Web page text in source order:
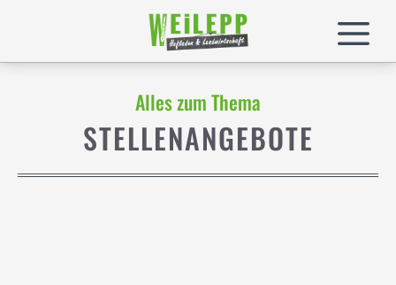
springen
Alles zum Thema
STELLENANGEBOTE